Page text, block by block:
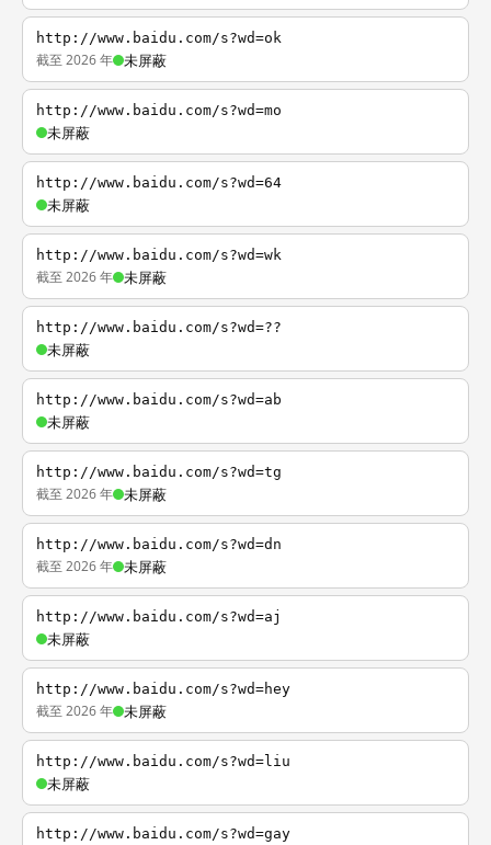
http://www.baidu.com/s?wd=ok
截至 2026 年 未屏蔽
http://www.baidu.com/s?wd=mo
未屏蔽
http://www.baidu.com/s?wd=64
未屏蔽
http://www.baidu.com/s?wd=wk
截至 2026 年 未屏蔽
http://www.baidu.com/s?wd=??
未屏蔽
http://www.baidu.com/s?wd=ab
未屏蔽
http://www.baidu.com/s?wd=tg
截至 2026 年 未屏蔽
http://www.baidu.com/s?wd=dn
截至 2026 年 未屏蔽
http://www.baidu.com/s?wd=aj
未屏蔽
http://www.baidu.com/s?wd=hey
截至 2026 年 未屏蔽
http://www.baidu.com/s?wd=liu
未屏蔽
http://www.baidu.com/s?wd=gay